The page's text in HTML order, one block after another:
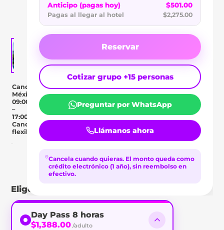
HOTEL
Cancún,
México
09:00
–
17:00
Cancelación
flexible
Day Pass Descripción Ubicación
Elige tu tipo de pase
Day Pass 8 horas
$1,388.00 /adulto
Anticipo (pagas hoy) $501.00
Pagas al llegar al hotel $2,275.00
Reservar
Cotizar grupo +15 personas
Preguntar por WhatsApp
Llámanos ahora
Cancela cuando quieras. El monto queda como
crédito electrónico (1 año), sin reembolso en
efectivo.